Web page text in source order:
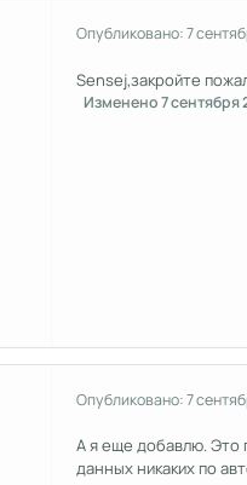
Опубликовано:7
Sensej,закройте
Изменено7 сентября
Опубликовано:7
А я еще добавлю. Это
данных никаких по